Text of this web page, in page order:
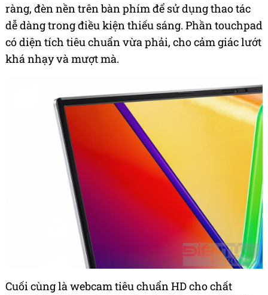
ràng, đèn nền trên bàn phím để sử dụng thao tác
dễ dàng trong điều kiện thiếu sáng. Phần touchpad
có diện tích tiêu chuẩn vừa phải, cho cảm giác lướt
khá nhạy và mượt mà.
Cuối cùng là webcam tiêu chuẩn HD cho chất